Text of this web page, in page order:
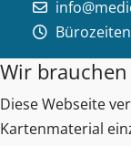
Wir
Diese Webseite
Kartenmaterial